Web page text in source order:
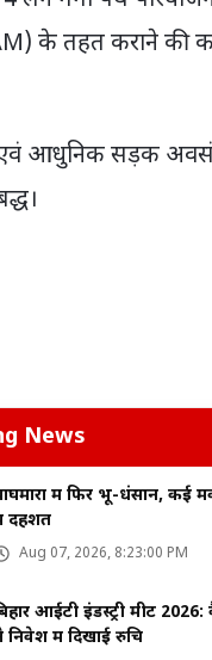
के तहत कराने की
आधुनिक सड़क
News
में फिर भू-धंसान, कई
दहशत
Aug 07, 2026, 8:23:00 PM
आईटी इंडस्ट्री मीट
निवेश में दिखाई रुचि